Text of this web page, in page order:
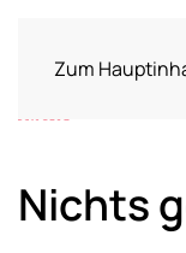
Zum
Nichts